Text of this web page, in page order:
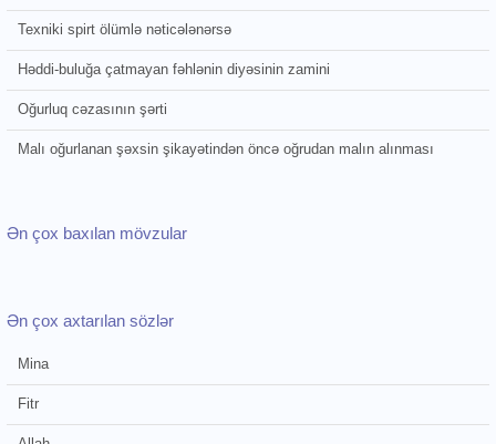
Texniki spirt ölümlə nəticələnərsə
Həddi-buluğa çatmayan fəhlənin diyəsinin zamini
Oğurluq cəzasının şərti
Malı oğurlanan şəxsin şikayətindən öncə oğrudan malın alınması
Ən çox baxılan mövzular
Ən çox axtarılan sözlər
Mina
Fitr